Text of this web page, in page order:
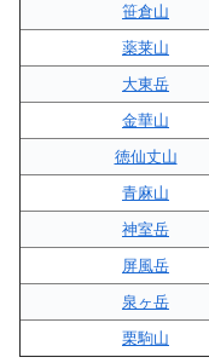
笹倉山
薬莱山
大東岳
金華山
徳仙丈山
青麻山
神室岳
屏風岳
泉ヶ岳
栗駒山